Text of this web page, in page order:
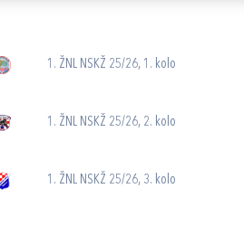
1. ŽNL NSKŽ 25/26, 1. kolo
1. ŽNL NSKŽ 25/26, 2. kolo
1. ŽNL NSKŽ 25/26, 3. kolo